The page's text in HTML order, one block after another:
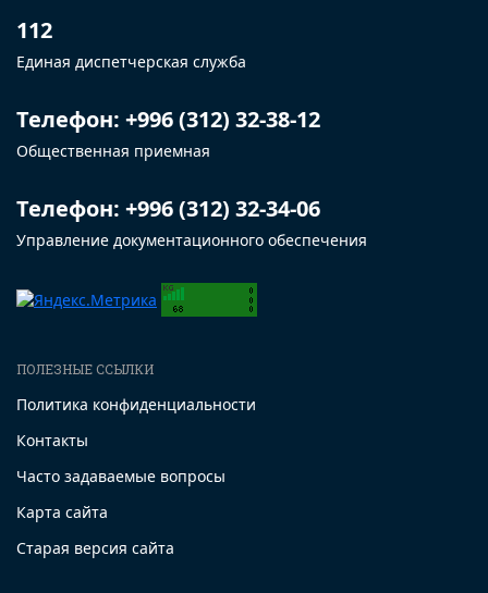
112
Единая диспетчерская служба
Телефон: +996 (312) 32-38-12
Общественная приемная
Телефон: +996 (312) 32-34-06
Управление документационного обеспечения
ПОЛЕЗНЫЕ ССЫЛКИ
Политика конфиденциальности
Контакты
Часто задаваемые вопросы
Карта сайта
Старая версия сайта